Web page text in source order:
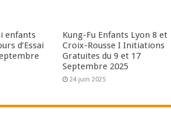
enfants
d’Essai
Kung-Fu Enfants Lyon 8 et
Croix-Rousse I Initiations
Gratuites du 9 et 17
Septembre 2025
24 juin 2025